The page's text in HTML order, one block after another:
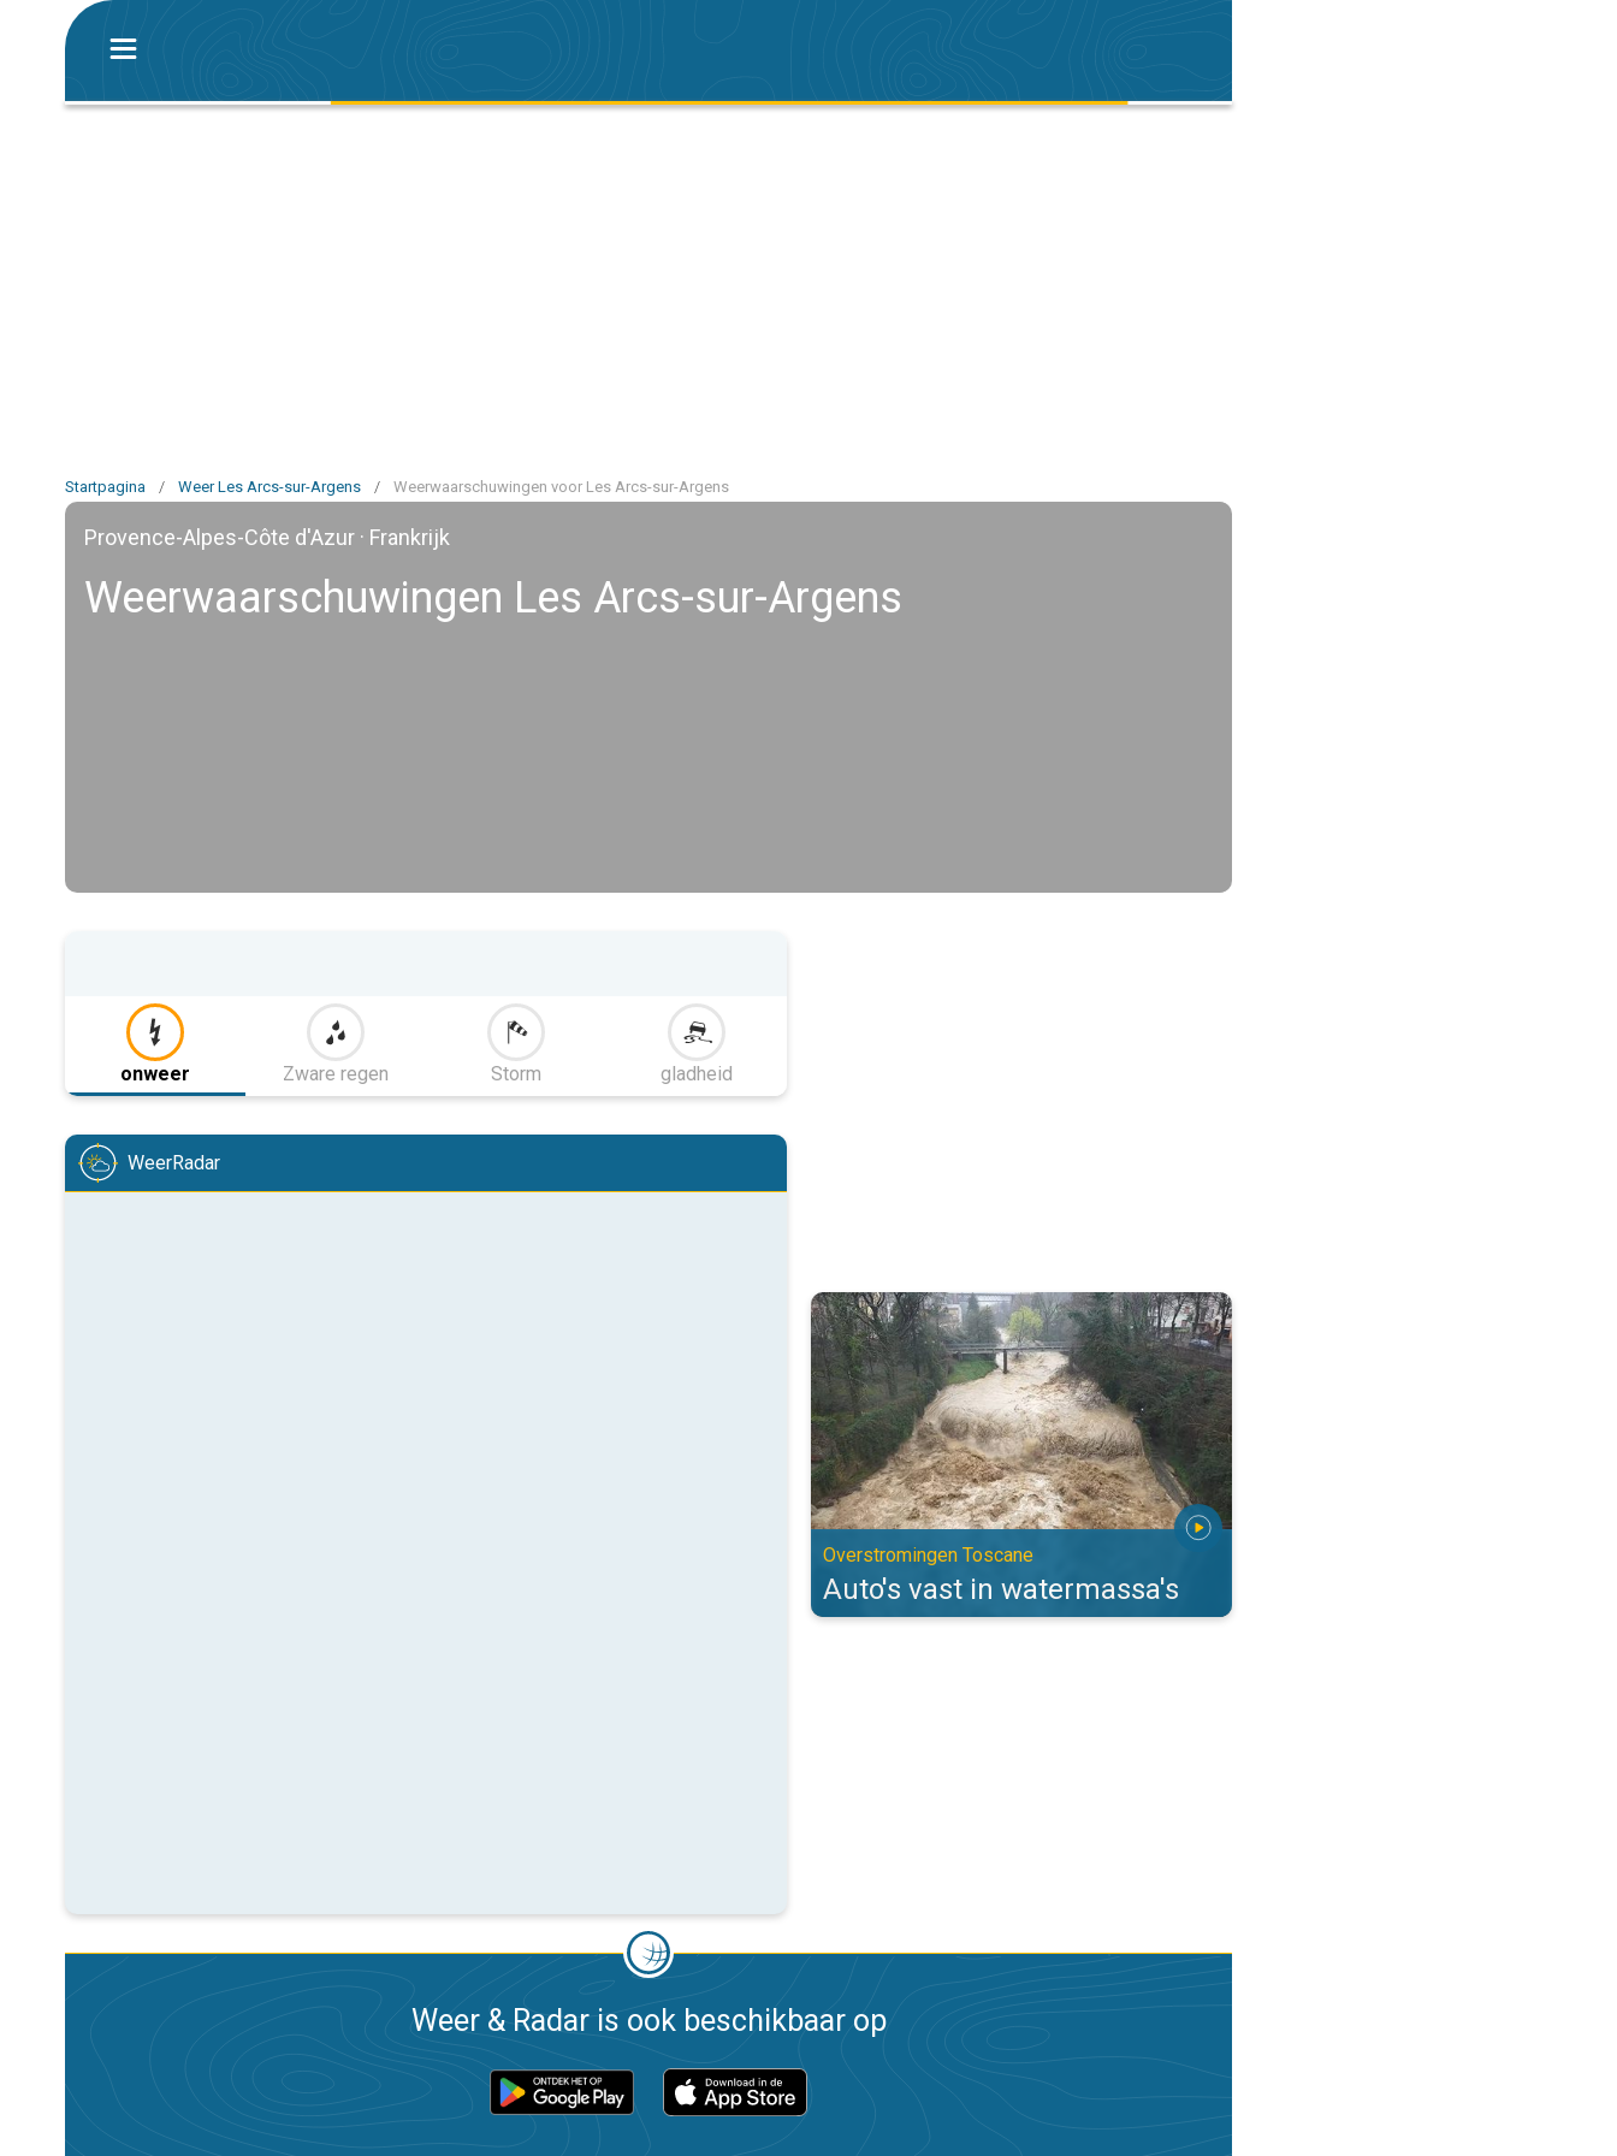
Startpagina / Weer Les Arcs-sur-Argens / Weerwaarschuwingen voor Les Arcs-sur-Argens
Provence-Alpes-Côte d'Azur · Frankrijk
Weerwaarschuwingen Les Arcs-sur-Argens
onweer Zware regen Storm gladheid
WeerRadar
Auto's vast in watermassa's. Overstromingen Toscane. . .
Overstromingen Toscane
Auto's vast in watermassa's
Weer & Radar is ook beschikbaar op